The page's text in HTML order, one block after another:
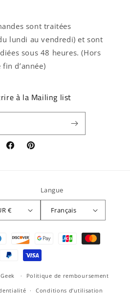
sont traitées
lundi au vendredi) et sont
sous 48 heures. (Hors
d’année)
à la Mailing list
FacebookPinterest
États-Unis | EUR €
Langue
Français
Politique de remboursement
Conditions d’utilisation